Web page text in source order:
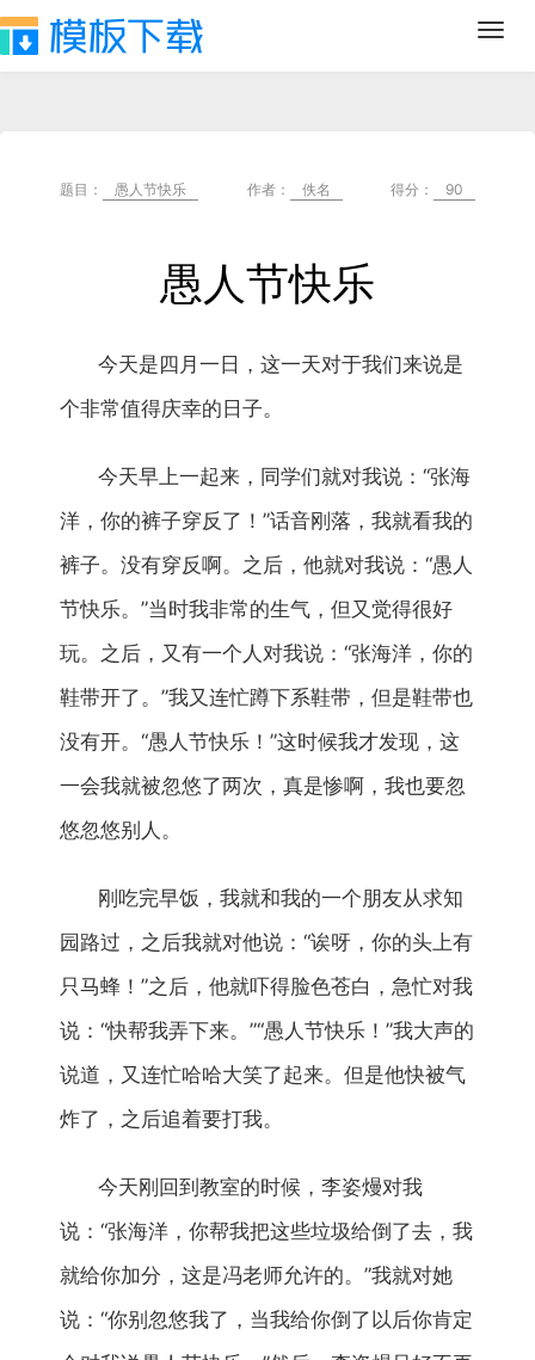
题目： 愚人节快乐 作者： 佚名 得分： 90
愚人节快乐
今天是四月一日，这一天对于我们来说是
个非常值得庆幸的日子。
今天早上一起来，同学们就对我说：“张海
洋，你的裤子穿反了！”话音刚落，我就看我的
裤子。没有穿反啊。之后，他就对我说：“愚人
节快乐。”当时我非常的生气，但又觉得很好
玩。之后，又有一个人对我说：“张海洋，你的
鞋带开了。”我又连忙蹲下系鞋带，但是鞋带也
没有开。“愚人节快乐！”这时候我才发现，这
一会我就被忽悠了两次，真是惨啊，我也要忽
悠忽悠别人。
刚吃完早饭，我就和我的一个朋友从求知
园路过，之后我就对他说：“诶呀，你的头上有
只马蜂！”之后，他就吓得脸色苍白，急忙对我
说：“快帮我弄下来。”“愚人节快乐！”我大声的
说道，又连忙哈哈大笑了起来。但是他快被气
炸了，之后追着要打我。
今天刚回到教室的时候，李姿熳对我
说：“张海洋，你帮我把这些垃圾给倒了去，我
就给你加分，这是冯老师允许的。”我就对她
说：“你别忽悠我了，当我给你倒了以后你肯定